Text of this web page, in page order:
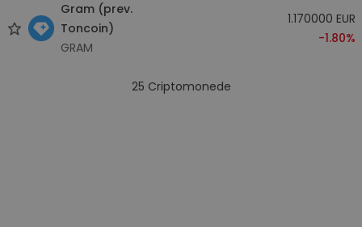
Gram (prev.
Toncoin)
GRAM
1.170000 EUR
-1.80%
25 Criptomonede